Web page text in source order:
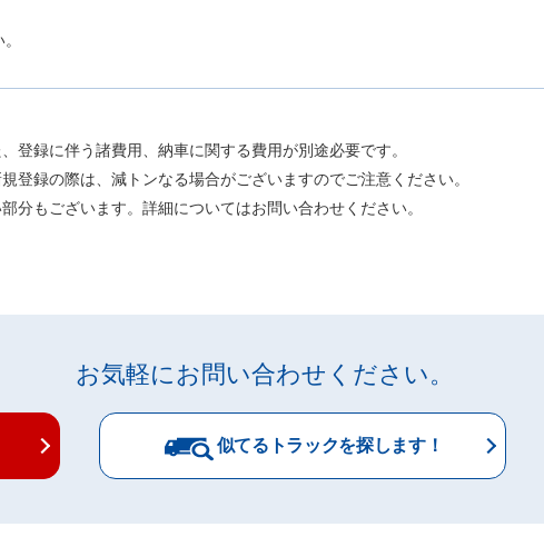
登録に伴う諸費用、納車に関する費用が別途必要です。
登録の際は、減トンなる場合がございますのでご注意ください。
分もございます。詳細についてはお問い合わせください。
お気軽にお問い合わせください。
似てるトラックを探します！